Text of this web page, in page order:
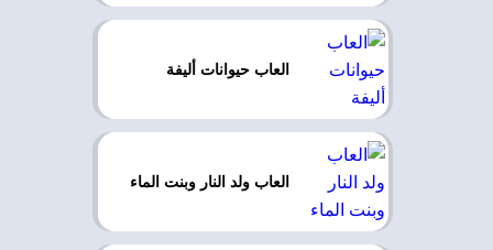
العاب حيوانات أليفة
العاب ولد النار وبنت الماء